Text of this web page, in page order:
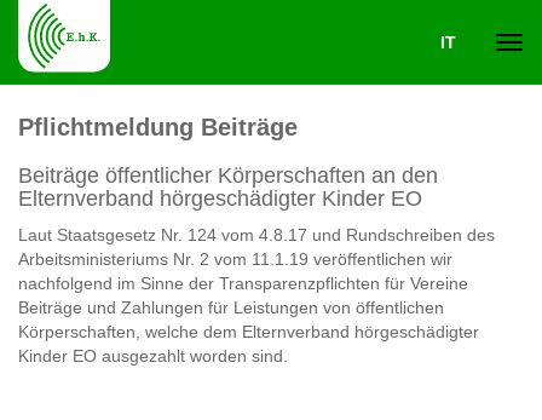
IT
Pflichtmeldung Beiträge
Beiträge öffentlicher Körperschaften an den
Elternverband hörgeschädigter Kinder EO
Laut Staatsgesetz Nr. 124 vom 4.8.17 und Rundschreiben des
Arbeitsministeriums Nr. 2 vom 11.1.19 veröffentlichen wir
nachfolgend im Sinne der Transparenzpflichten für Vereine
Beiträge und Zahlungen für Leistungen von öffentlichen
Körperschaften, welche dem Elternverband hörgeschädigter
Kinder EO ausgezahlt worden sind.